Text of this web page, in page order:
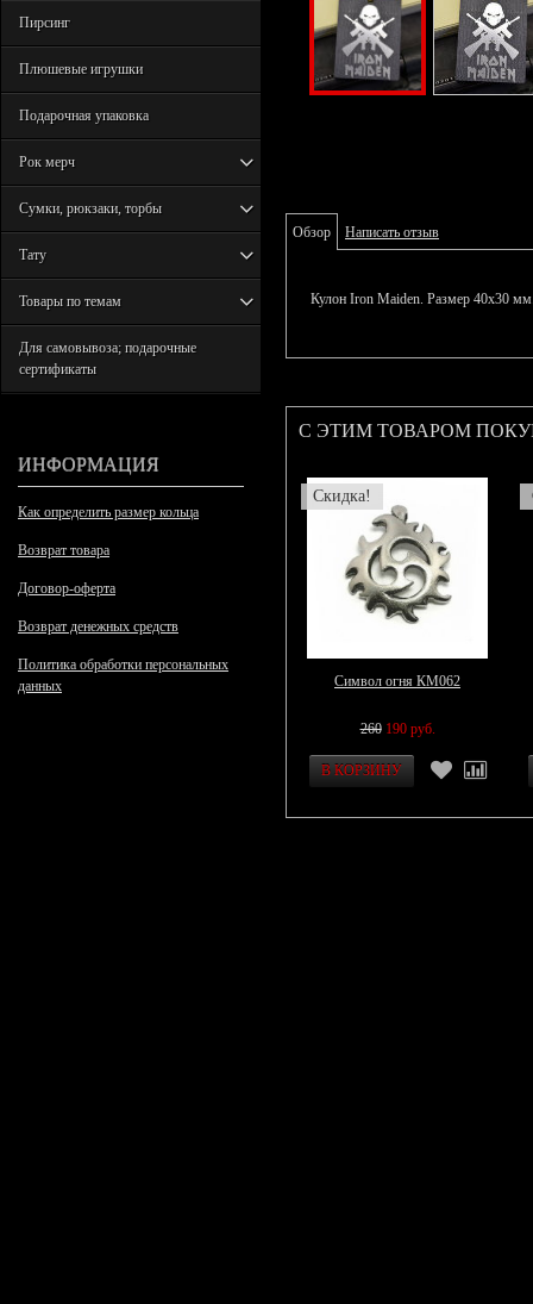
Пирсинг
Плюшевые игрушки
Подарочная упаковка
Рок мерч
Сумки, рюкзаки, торбы
Тату
Товары по темам
Для самовывоза; подарочные
сертификаты
ИНФОРМАЦИЯ
Как определить размер кольца
Возврат товара
Договор-оферта
Возврат денежных средств
Политика обработки персональных
данных
Обзор Написать отзыв
Кулон Iron Maiden. Размер 40х30
С ЭТИМ ТОВАРОМ
Скидка!
Символ огня КМ062
260 190 руб.